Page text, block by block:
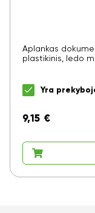
Aplankas
plastikinis, ledo
Yra
9,15 €